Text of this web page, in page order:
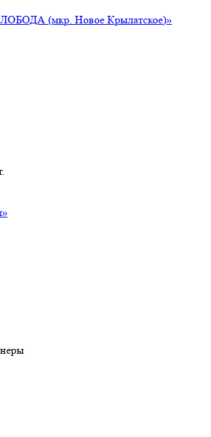
(мкр. Новое Крылатское)»